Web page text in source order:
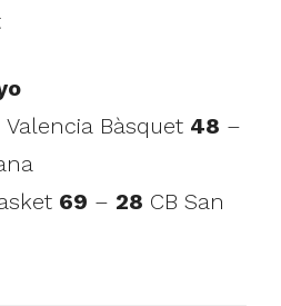
Bàsquet 48 –
69 – 28 CB San